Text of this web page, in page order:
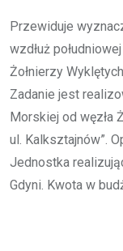
Przewiduje
wzdłuż
Żołnierzy
Zadanie jest
Morskiej od węzła
ul. Kalksztajnów”.
Jednostka
Gdyni. Kwota w